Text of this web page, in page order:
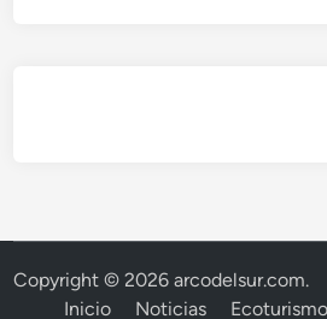
Copyright © 2026arcodelsur.com.
Inicio
Noticias Ecoturismo